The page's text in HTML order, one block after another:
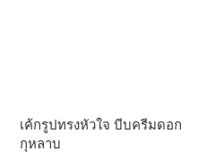
เค้กรูปทรงหัวใจ บีบครีมดอก
กุหลาบ